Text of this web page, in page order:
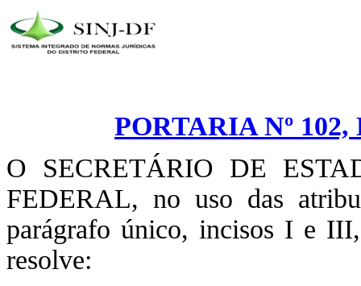
PORTARIA Nº
O SECRETÁRIO DE
FEDERAL, no uso das
parágrafo único, incisos I e
resolve: